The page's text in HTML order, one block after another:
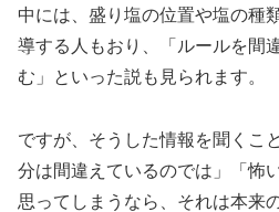
中には、盛り塩の位置や塩の種
導する人もおり、「ルールを間
む」といった説も見られます。
ですが、そうした情報を聞くこ
分は間違えているのでは」「怖
思ってしまうなら、それは本来